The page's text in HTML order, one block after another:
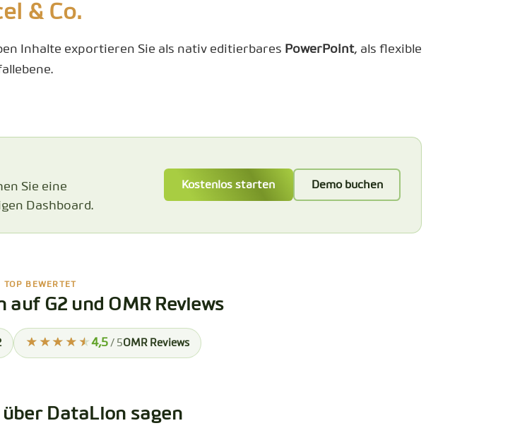
& Co.
Inhalte exportieren Sie als nativ editierbares PowerPoint, als flexible
Sie eine
Dashboard.
Kostenlos starten Demo buchen
TOP BEWERTET
auf G2 und OMR Reviews
4,5 / 5OMR Reviews
DataLion sagen